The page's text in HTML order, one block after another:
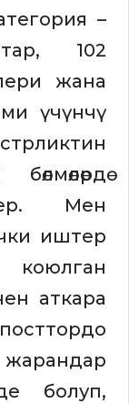
–
102
жана
үчүнчү
Мен
иштер
аткара
жарандар
болуп,